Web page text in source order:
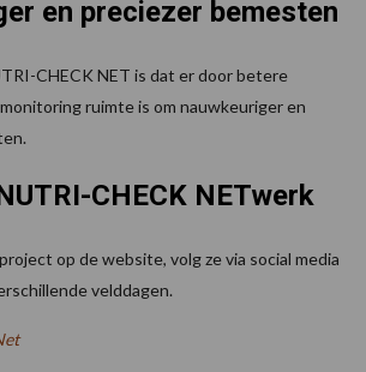
en preciezer bemesten
CHECK NET is dat er door betere
ruimte is om nauwkeuriger en
CHECK NETwerk
op de website, volg ze via social media
velddagen.